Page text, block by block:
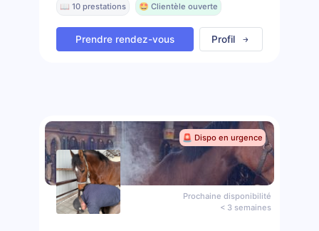
📖 10 prestations 🤩 Clientèle ouverte
Prendre rendez-vous Profil
🚨 Dispo en urgence
Prochaine disponibilité
< 3 semaines